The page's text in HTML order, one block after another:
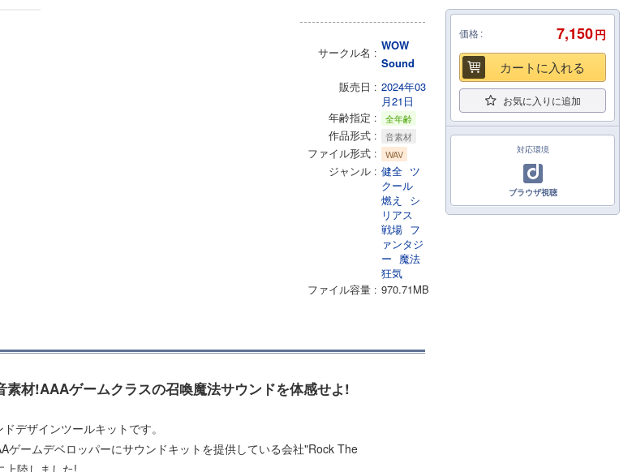
サークル名
WOW
Sound
販売日
2024年03
月21日
年齢指定
全年齢
作品形式 音素材
ファイル形式 WAV
ジャンル 健全 ツ
クール
燃え
シ
リアス
戦場 フ
ァンタジ
ー 魔法
狂気
ファイル容量
970.71MB
材!AAAゲームクラスの召喚魔法サウンドを体感せよ!
デザインツールキットです。
ームデベロッパーにサウンドキットを提供している会社"Rock The
価格 7,150円
カートに入れる
お気に入りに追加
対応環境
ブラウザ視聴